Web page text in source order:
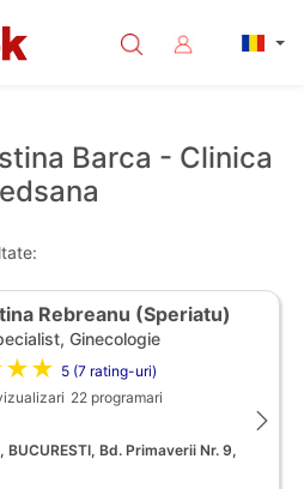
Barca - Clinica
Rebreanu (Speriatu)
Ginecologie
5 (7 rating-uri)
22 programari
, BUCURESTI, Bd. Primaverii Nr. 9,